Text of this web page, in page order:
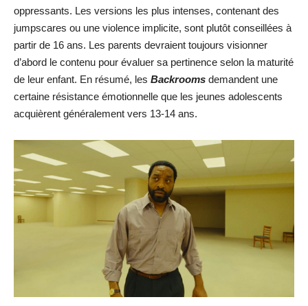
oppressants. Les versions les plus intenses, contenant des
jumpscares ou une violence implicite, sont plutôt conseillées à
partir de 16 ans. Les parents devraient toujours visionner
d’abord le contenu pour évaluer sa pertinence selon la maturité
de leur enfant. En résumé, les Backrooms demandent une
certaine résistance émotionnelle que les jeunes adolescents
acquièrent généralement vers 13-14 ans.